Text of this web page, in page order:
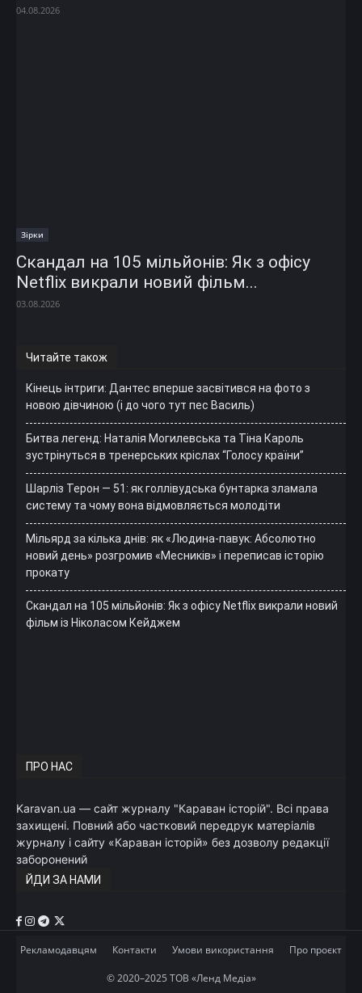
04.08.2026
Зірки
Скандал на 105 мільйонів: Як з офісу
Netflix викрали новий фільм...
03.08.2026
Читайте також
Кінець інтриги: Дантес вперше засвітився на фото з
новою дівчиною (і до чого тут пес Василь)
Битва легенд: Наталія Могилевська та Тіна Кароль
зустрінуться в тренерських кріслах “Голосу країни”
Шарліз Терон — 51: як голлівудська бунтарка зламала
систему та чому вона відмовляється молодіти
Мільярд за кілька днів: як «Людина-павук: Абсолютно
новий день» розгромив «Месників» і переписав історію
прокату
Скандал на 105 мільйонів: Як з офісу Netflix викрали новий
фільм із Ніколасом Кейджем
ПРО НАС
Karavan.ua — сайт журналу "Караван історій". Всі права
захищені. Повний або частковий передрук матеріалів
журналу і сайту «Караван історій» без дозволу редакції
заборонений
ЙДИ ЗА НАМИ
Рекламодавцям Контакти Умови використання Про проєкт
© 2020–2025 ТОВ «Ленд Медіа»